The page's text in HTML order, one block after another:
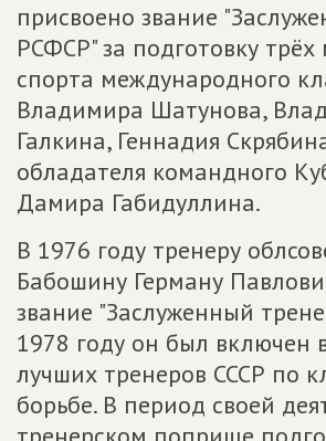
присвоено звание
РСФСР" за подготовку трёх
спорта международного
Владимира Шатунова,
Галкина, Геннадия
обладателя командного
Дамира Габидуллина.
В 1976 году тренеру
Бабошину Герману
звание "Заслуженный
1978 году он был включен
лучших тренеров СССР по
борьбе. В период своей